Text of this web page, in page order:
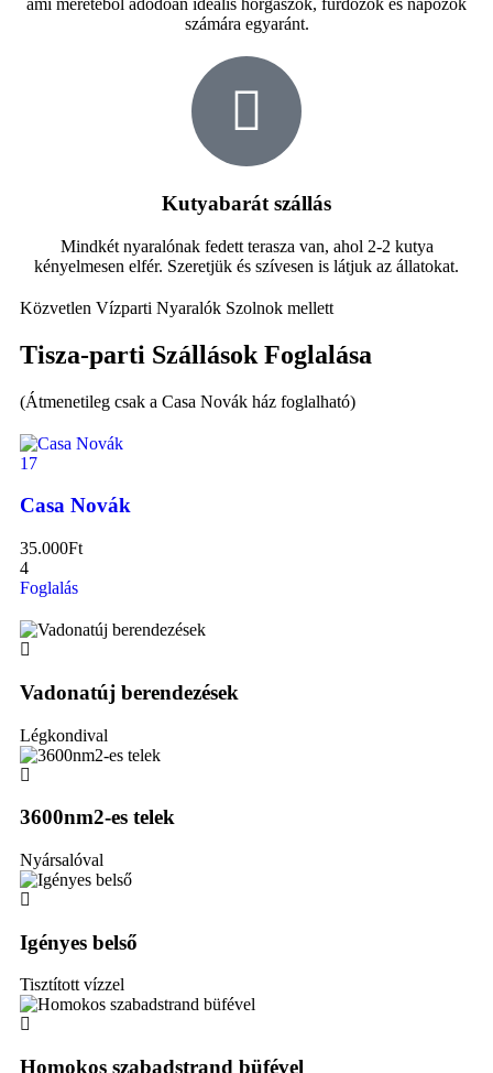
ami méretéből adódóan ideális horgászok, fürdőzők és napozók
számára egyaránt.
Kutyabarát szállás
Mindkét nyaralónak fedett terasza van, ahol 2-2 kutya
kényelmesen elfér. Szeretjük és szívesen is látjuk az állatokat.
Közvetlen Vízparti Nyaralók Szolnok mellett
Tisza-parti Szállások Foglalása
(Átmenetileg csak a Casa Novák ház foglalható)
17
Casa Novák
35.000Ft
4
Foglalás
Vadonatúj berendezések
Légkondival
3600nm2-es telek
Nyársalóval
Igényes belső
Tisztított vízzel
Homokos szabadstrand büfével